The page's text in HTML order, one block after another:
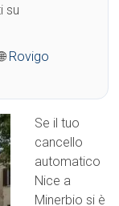
su
Rovigo
Se il tuo
cancello
automatico
Nice a
Minerbio si è